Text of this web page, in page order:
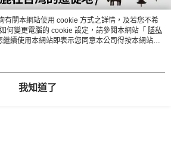
有關本網站使用 cookie 方式之詳情，及若您不希
何變更電腦的 cookie 設定，請參閱本網站「 隱私
繼續使用本網站即表示您同意本公司得按本網站使
。
我知道了